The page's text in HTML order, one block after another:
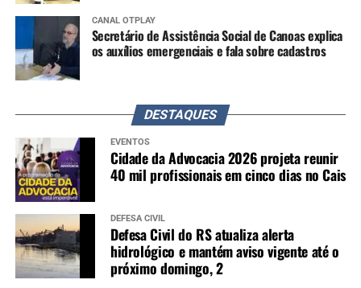
CANAL OTPLAY
Secretário de Assistência Social de Canoas explica
os auxílios emergenciais e fala sobre cadastros
DESTAQUES
EVENTOS
Cidade da Advocacia 2026 projeta reunir
40 mil profissionais em cinco dias no Cais
DEFESA CIVIL
Defesa Civil do RS atualiza alerta
hidrológico e mantém aviso vigente até o
próximo domingo, 2